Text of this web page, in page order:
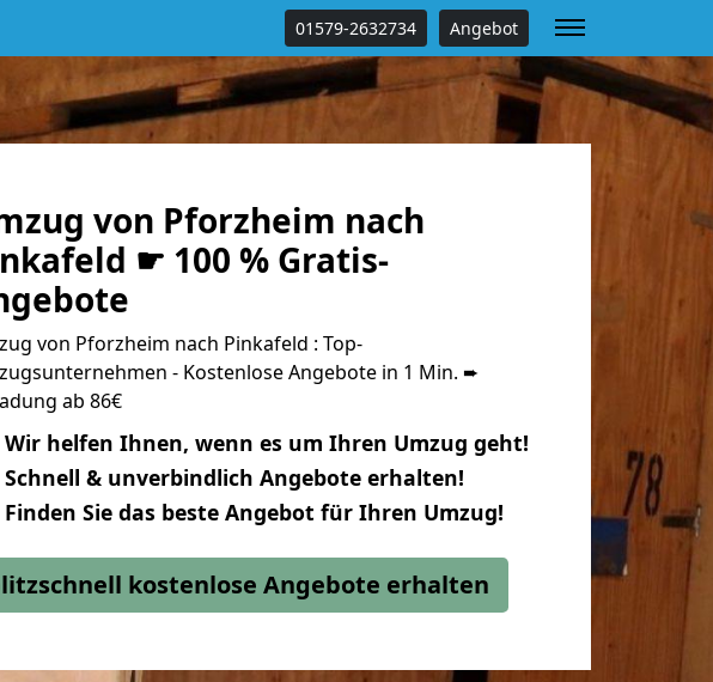
01579-2632734 Angebot
von Pforzheim nach
☛ 100 % Gratis-
von Pforzheim nach Pinkafeld : Top-
- Kostenlose Angebote in 1 Min. ➨
ab 86€
Wir helfen Ihnen, wenn es um Ihren Umzug geht!
Schnell & unverbindlich Angebote erhalten!
Finden Sie das beste Angebot für Ihren Umzug!
kostenlose Angebote erhalten